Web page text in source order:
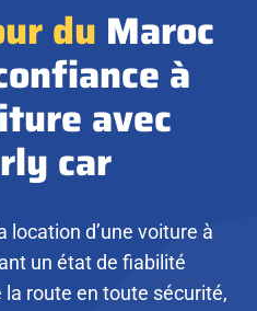
du Maroc
à
avec
car
location d’une voiture à
un état de fiabilité
route en toute sécurité,